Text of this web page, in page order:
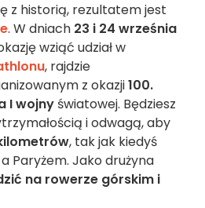
z historią, rezultatem jest
. W dniach 23 i 24 września
wziąć udział w
, rajdzie
z okazji100.
I wojny światowej. Będziesz
i odwagą, aby
, tak jak kiedyś
a Paryżem. Jako drużyna
na rowerze górskim i